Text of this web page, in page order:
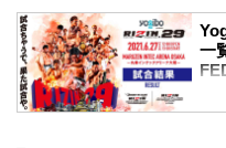
喧
※
（
（
一
第